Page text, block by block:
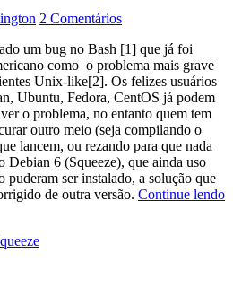
2 Comentários
um bug no Bash [1] que já foi
como o problema mais grave
Unix-like[2]. Os felizes usuários
Ubuntu, Fedora, CentOS já podem
o problema, no entanto quem tem
outro meio (seja compilando o
lancem, ou rezando para que nada
Debian 6 (Squeeze), que ainda uso
puderam ser instalado, a solução que
de outra versão. Continue lendo